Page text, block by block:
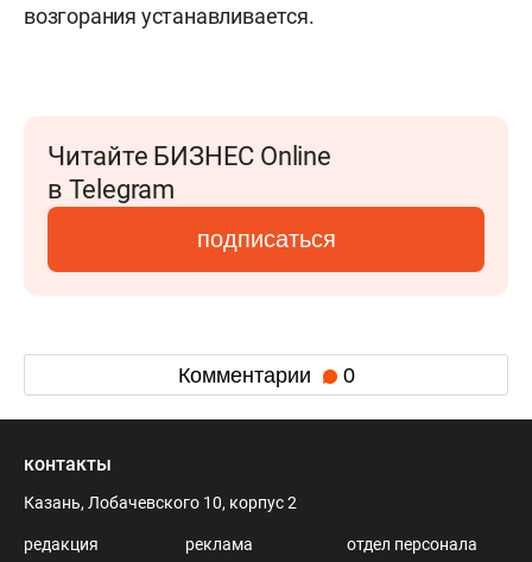
возгорания устанавливается.
Читайте БИЗНЕС Online
в Telegram
подписаться
Комментарии 0
контакты
Казань, Лобачевского 10, корпус 2
редакция
реклама
отдел персонала